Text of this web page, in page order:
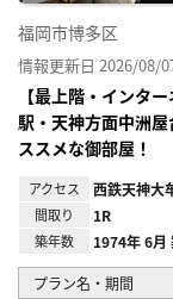
福岡市博多区
情報更新日 2026/08/
【最上階・インタ
駅・天神方面中洲
ススメな御部屋！
アクセス 西鉄天神大
間取り 1R
築年数 1974年 6月
プラン名・期間